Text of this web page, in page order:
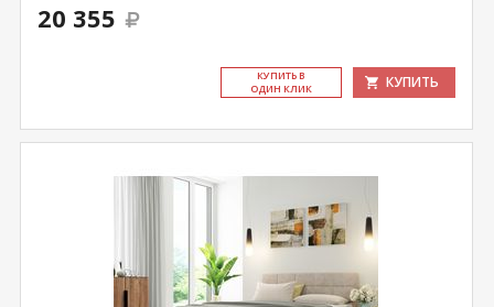
20 355
КУ­ПИТЬ В
ОДИН КЛИК
КУПИТЬ